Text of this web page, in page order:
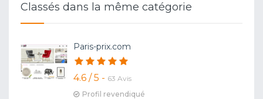
Classés dans la même catégorie
Paris-prix.com
4.6 / 5 - 63 Avis
Profil revendiqué